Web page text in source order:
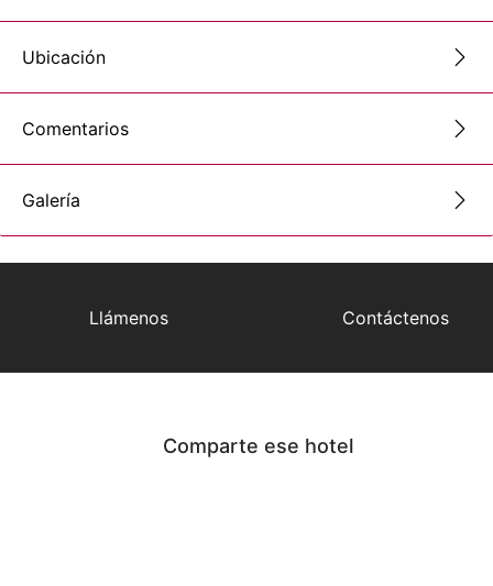
Ubicación
Comentarios
Galería
Llámenos Contáctenos
Comparte ese hotel